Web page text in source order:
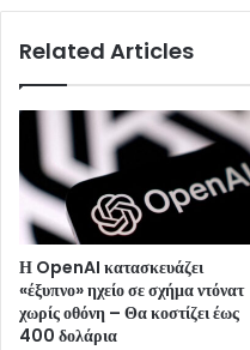
Related Articles
Η OpenAI κατασκευάζει
«έξυπνο» ηχείο σε σχήμα ντόνατ
χωρίς οθόνη – Θα κοστίζει έως
400 δολάρια